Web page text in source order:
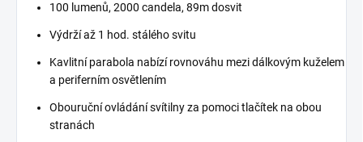
100 lumenů, 2000 candela, 89m dosvit
Výdrží až 1 hod. stálého svitu
Kavlitní parabola nabízí rovnováhu mezi dálkovým kuželem
a periferním osvětlením
Obouruční ovládání svítilny za pomoci tlačítek na obou
stranách